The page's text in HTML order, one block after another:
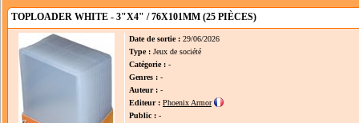
TOPLOADER WHITE - 3"X4" / 76X101MM (25 PIÈCES)
Date de sortie : 29/06/2026
Type : Jeux de société
Catégorie : -
Genres : -
Auteur : -
Editeur : Phoenix Armor
Public : -